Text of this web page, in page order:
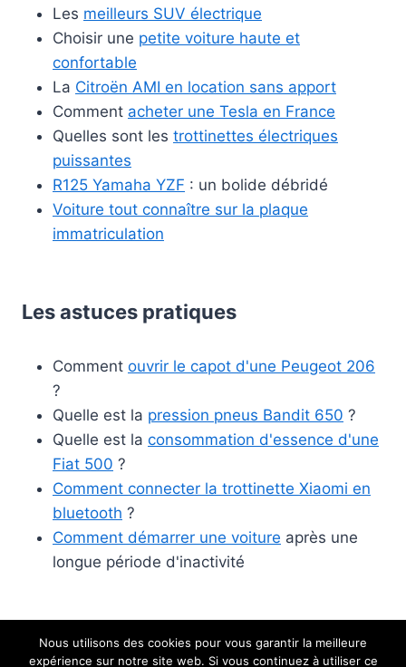
Les meilleurs SUV électrique
Choisir une petite voiture haute et
confortable
La Citroën AMI en location sans apport
Comment acheter une Tesla en France
Quelles sont les trottinettes électriques
puissantes
R125 Yamaha YZF : un bolide débridé
Voiture tout connaître sur la plaque
immatriculation
Les astuces pratiques
Comment ouvrir le capot d'une Peugeot 206
?
Quelle est la pression pneus Bandit 650 ?
Quelle est la consommation d'essence d'une
Fiat 500 ?
Comment connecter la trottinette Xiaomi en
bluetooth ?
Comment démarrer une voiture après une
longue période d'inactivité
Nous utilisons des cookies pour vous garantir la meilleure
expérience sur notre site web. Si vous continuez à utiliser ce